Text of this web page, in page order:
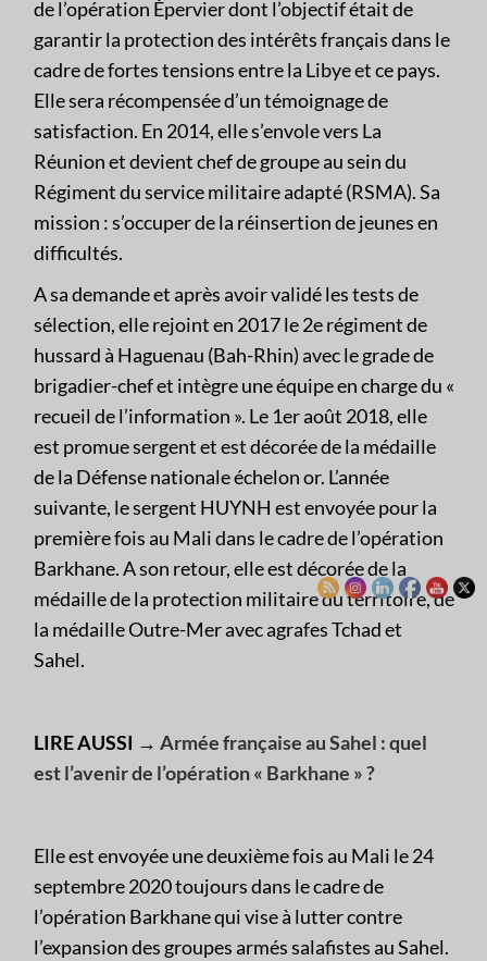
de l’opération Épervier dont l’objectif était de
garantir la protection des intérêts français dans le
cadre de fortes tensions entre la Libye et ce pays.
Elle sera récompensée d’un témoignage de
satisfaction. En 2014, elle s’envole vers La
Réunion et devient chef de groupe au sein du
Régiment du service militaire adapté (RSMA). Sa
mission : s’occuper de la réinsertion de jeunes en
difficultés.
A sa demande et après avoir validé les tests de
sélection, elle rejoint en 2017 le 2e régiment de
hussard à Haguenau (Bah-Rhin) avec le grade de
brigadier-chef et intègre une équipe en charge du «
recueil de l’information ». Le 1er août 2018, elle
est promue sergent et est décorée de la médaille
de la Défense nationale échelon or. L’année
suivante, le sergent HUYNH est envoyée pour la
première fois au Mali dans le cadre de l’opération
Barkhane. A son retour, elle est décorée de la
médaille de la protection militaire du territoire, de
la médaille Outre-Mer avec agrafes Tchad et
Sahel.
LIRE AUSSI → Armée française au Sahel : quel
est l’avenir de l’opération « Barkhane » ?
Elle est envoyée une deuxième fois au Mali le 24
septembre 2020 toujours dans le cadre de
l’opération Barkhane qui vise à lutter contre
l’expansion des groupes armés salafistes au Sahel.